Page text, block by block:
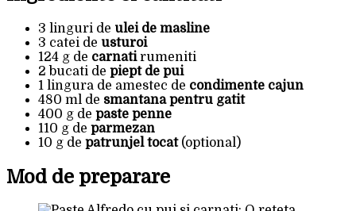
3 linguri de ulei de masline
3 catei de usturoi
124 g de carnatirumeniti
2 bucati de piept de pui
1 lingura de amestec de condimente cajun
480 ml de smantana pentru gatit
400 g de paste penne
110 g de parmezan
10 g de patrunjel tocat(optional)
Mod de preparare